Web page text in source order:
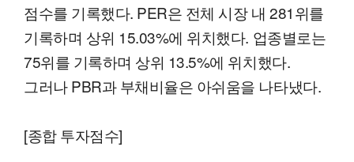
점수를 기록했다. PER은 전체 시장 내 281위를
기록하며 상위 15.03%에 위치했다. 업종별로는
75위를 기록하며 상위 13.5%에 위치했다.
그러나 PBR과 부채비율은 아쉬움을 나타냈다.
[종합 투자점수]